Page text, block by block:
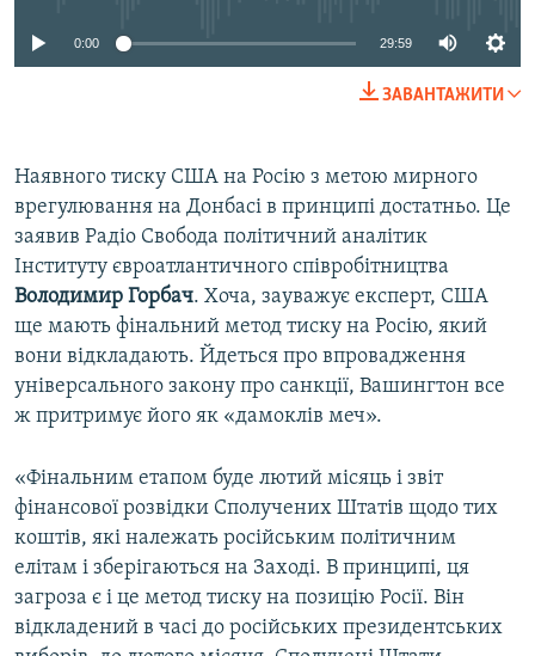
0:00 29:59
ЗАВАНТАЖИТИ
Наявного тиску США на Росію з метою мирного
врегулювання на Донбасі в принципі достатньо. Це
заявив Радіо Свобода політичний аналітик
Інституту євроатлантичного співробітництва
Володимир Горбач. Хоча, зауважує експерт, США
ще мають фінальний метод тиску на Росію, який
вони відкладають. Йдеться про впровадження
універсального закону про санкції, Вашингтон все
ж притримує його як «дамоклів меч».
«Фінальним етапом буде лютий місяць і звіт
фінансової розвідки Сполучених Штатів щодо тих
коштів, які належать російським політичним
елітам і зберігаються на Заході. В принципі, ця
загроза є і це метод тиску на позицію Росії. Він
відкладений в часі до російських президентських